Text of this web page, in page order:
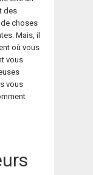
des
choses
Mais, il
où vous
vous
vous